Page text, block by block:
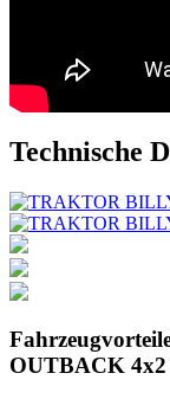
Technische
OUTBACK 4x2